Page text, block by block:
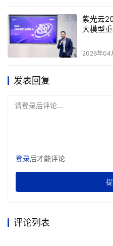
布了采用SATA接口硬盘阵列
Solution”，定位于采用光纤
系统与采用磁带驱动器的备
然日立也意识到了这点，
企业都开始重视自己的系统
保系统能够继续运行。美国
些由国家证券商协会和纽约
现紧急状况时如何提供不间断
紫光云
大模型
2026年04
发表回复
请登录后评论...
登录后才能评论
评论列表